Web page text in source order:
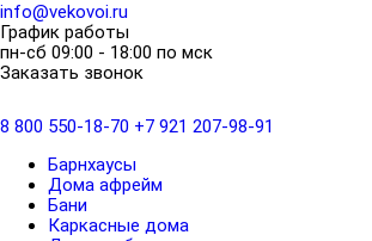
info@vekovoi.ru
График работы
пн-сб 09:00 - 18:00 по мск
Заказать звонок
8 800 550-18-70 +7 921 207-98-91
Барнхаусы
Дома афрейм
Бани
Каркасные дома